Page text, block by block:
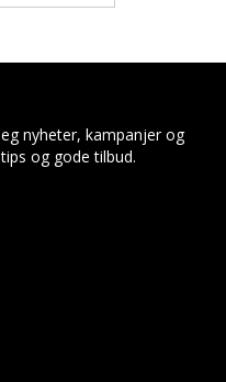
nyheter, kampanjer og
og gode tilbud.